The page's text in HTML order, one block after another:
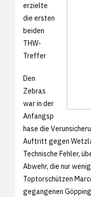
erzielte
die ersten
beiden
THW-
Treffer
Den
Zebras
war in der
Anfangsp
hase die
Auftritt gegen
Technische Fehler,
Abwehr, die nur
Toptorschützen
gegangenen